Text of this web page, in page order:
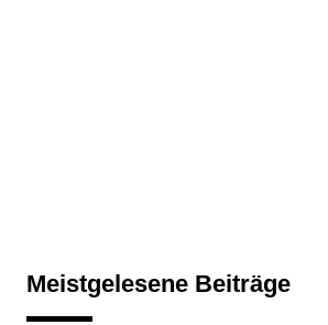
Meistgelesene Beiträge